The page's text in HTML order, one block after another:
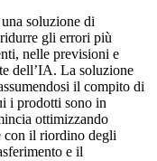
soluzione di
gli errori più
nelle previsioni e
dell’IA. La soluzione
il compito di
i prodotti sono in
ottimizzando
con il riordino degli
e il